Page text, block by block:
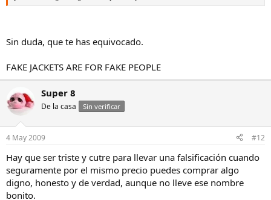
Sin duda, que te has equivocado.
FAKE JACKETS ARE FOR FAKE PEOPLE
Super 8
De la casa Sin verificar
4 May 2009 #12
Hay que ser triste y cutre para llevar una falsificación cuando
seguramente por el mismo precio puedes comprar algo
digno, honesto y de verdad, aunque no lleve ese nombre
bonito.